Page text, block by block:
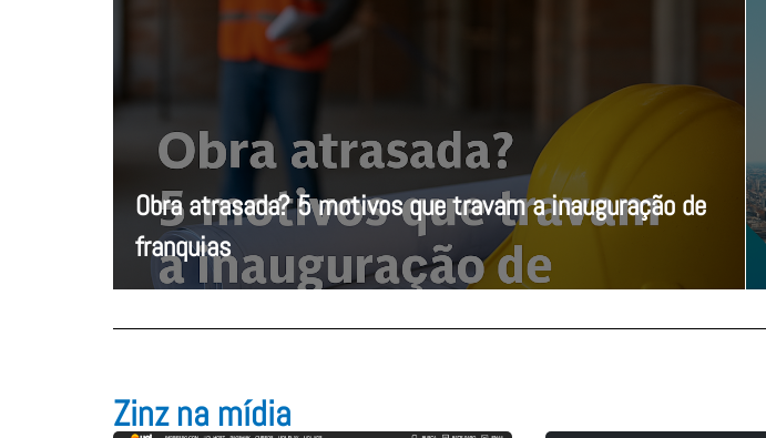
Obra atrasada? 5 motivos que travam a inauguração de
franquias
Zinz na mídia